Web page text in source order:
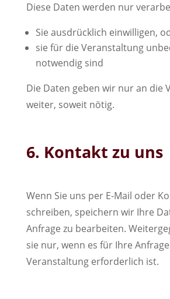
Diese Daten werden nur
Sie ausdrücklich einwilligen,
sie für die Veranstaltung
notwendig sind
Die Daten geben wir nur an die
weiter, soweit nötig.
6. Kontakt zu uns
Wenn Sie uns per E-Mail oder
schreiben, speichern wir Ihre
Anfrage zu bearbeiten.
sie nur, wenn es für Ihre
Veranstaltung erforderlich ist.